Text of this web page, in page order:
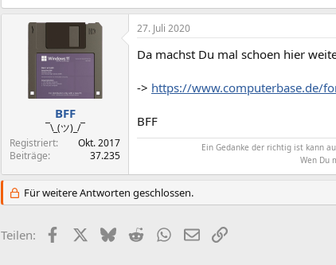
BFF
¯\_(ツ)_/¯
Registriert
Okt. 2017
Beiträge
37.235
27. Juli 2020
Da machst Du mal schoen hier
-> https://www.computerbase.de/
BFF
Ein Gedanke der richtig ist kann
Wen Du
Für weitere Antworten geschlossen.
Teilen: FacebookX (Twitter)
BlueskyRedditWhatsApp
E-MailLink